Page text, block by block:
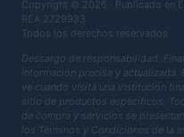
Copyright © 2026 · Publicado en
REA 2729933
Todos los derechos reservados
Descargo de responsabilidad:
información precisa y
ve cuando visita una institución
sitio de productos específicos.
de compra y servicios se
los Términos y Condiciones de la